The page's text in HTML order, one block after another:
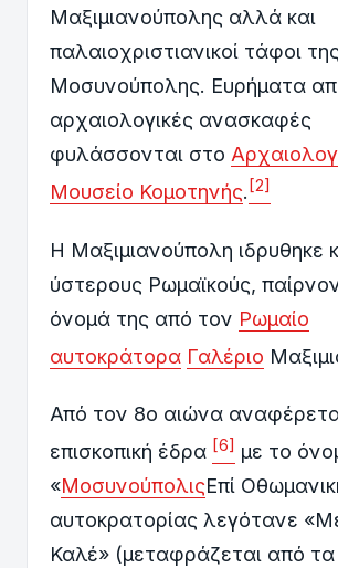
Μαξιμιανούπολης αλλά και
παλαιοχριστιανικοί τάφοι της
Μοσυνούπολης. Ευρήματα
αρχαιολογικές ανασκαφές
φυλάσσονται στο
Μουσείο Κομοτηνής.[2]
Η Μαξιμιανούπολη ιδρυθηκε
ύστερους Ρωμαϊκούς,
όνομά της από τον Ρωμαίο
αυτοκράτορα Γαλέριο
Από τον 8ο αιώνα
επισκοπική έδρα [6] με το
«ΜοσυνούπολιςΕπί
αυτοκρατορίας λεγότανε
Καλέ» (μεταφράζεται από τα